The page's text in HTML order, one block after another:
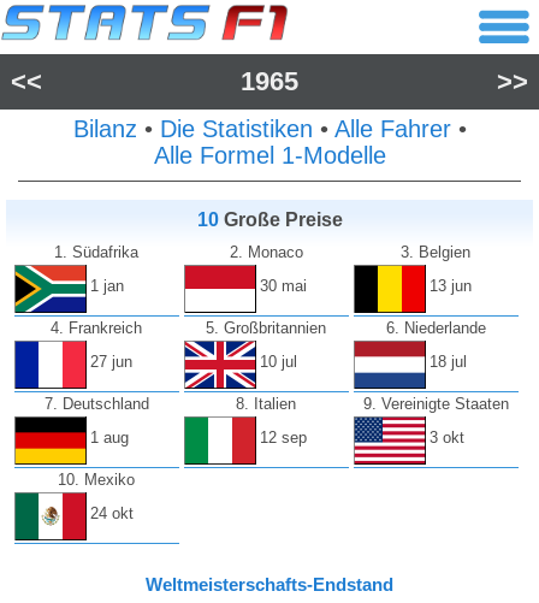
<< 1965 >>
Bilanz • Die Statistiken • Alle Fahrer•
Alle Formel 1-Modelle
10Große Preise
1. Südafrika
1 jan
2. Monaco
30 mai
3. Belgien
13 jun
4. Frankreich
27 jun
5. Großbritannien
10 jul
6. Niederlande
18 jul
7. Deutschland
1 aug
8. Italien
12 sep
9. Vereinigte Staaten
3 okt
10. Mexiko
24 okt
Weltmeisterschafts-Endstand